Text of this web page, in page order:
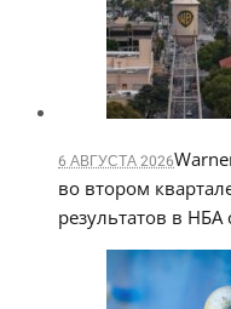
6 АВГУСТА 2026
во втором
результатов в НБА